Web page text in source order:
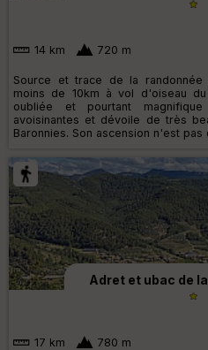
14 km 720 m
Source et trace de la randonnée
moins de 10km à vol d'oiseau
oubliée et pourtant
avoisinantes et dévoile de très
Baronnies. Son ascension n'est
Adret et ubac de
17 km 780 m